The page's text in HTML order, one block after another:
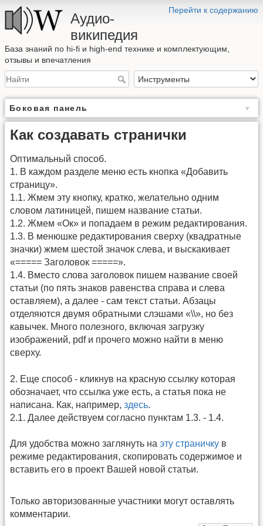
Перейти к содержанию
Аудио-
википедия
База знаний по hi-fi и high-end технике и комплектующим,
отзывы и впечатления
Боковая панель
Как создавать странички
Оптимальный способ.
1. В каждом разделе меню есть кнопка «Добавить
страницу».
1.1. Жмем эту кнопку, кратко, желательно одним
словом латиницей, пишем название статьи.
1.2. Жмем «Ок» и попадаем в режим редактирования.
1.3. В менюшке редактирования сверху (квадратные
значки) жмем шестой значок слева, и выскакивает
«===== Заголовок =====».
1.4. Вместо слова заголовок пишем название своей
статьи (по пять знаков равенства справа и слева
оставляем), а далее - сам текст статьи. Абзацы
отделяются двумя обратными слэшами «\\», но без
кавычек. Много полезного, включая загрузку
изображений, pdf и прочего можно найти в меню
сверху.
2. Еще способ - кликнув на красную ссылку которая
обозначает, что ссылка уже есть, а статья пока не
написана. Как, например, здесь.
2.1. Далее действуем согласно пунктам 1.3. - 1.4.
Для удобства можно заглянуть на эту страничку в
режиме редактирования, скопировать содержимое и
вставить его в проект Вашей новой статьи.
Только авторизованные участники могут оставлять
комментарии.